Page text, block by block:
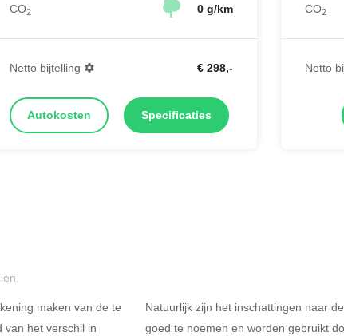
CO2 0 g/km
Netto bijtelling € 298,-
Autokosten Specificaties
CO2
Netto
maken van de te
van het verschil in
Natuurlijk zijn het inschattingen naar
goed te noemen en worden gebruikt